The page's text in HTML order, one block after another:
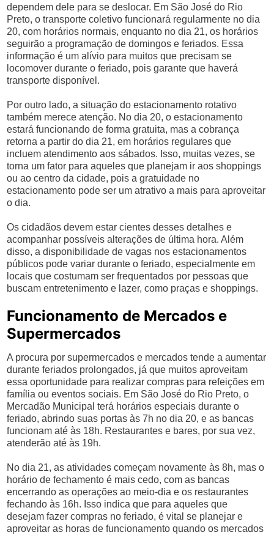
dependem dele para se deslocar. Em São José do Rio
Preto, o transporte coletivo funcionará regularmente no dia
20, com horários normais, enquanto no dia 21, os horários
seguirão a programação de domingos e feriados. Essa
informação é um alívio para muitos que precisam se
locomover durante o feriado, pois garante que haverá
transporte disponível.
Por outro lado, a situação do estacionamento rotativo
também merece atenção. No dia 20, o estacionamento
estará funcionando de forma gratuita, mas a cobrança
retorna a partir do dia 21, em horários regulares que
incluem atendimento aos sábados. Isso, muitas vezes, se
torna um fator para aqueles que planejam ir aos shoppings
ou ao centro da cidade, pois a gratuidade no
estacionamento pode ser um atrativo a mais para aproveitar
o dia.
Os cidadãos devem estar cientes desses detalhes e
acompanhar possíveis alterações de última hora. Além
disso, a disponibilidade de vagas nos estacionamentos
públicos pode variar durante o feriado, especialmente em
locais que costumam ser frequentados por pessoas que
buscam entretenimento e lazer, como praças e shoppings.
Funcionamento de Mercados e
Supermercados
A procura por supermercados e mercados tende a aumentar
durante feriados prolongados, já que muitos aproveitam
essa oportunidade para realizar compras para refeições em
família ou eventos sociais. Em São José do Rio Preto, o
Mercadão Municipal terá horários especiais durante o
feriado, abrindo suas portas às 7h no dia 20, e as bancas
funcionam até às 18h. Restaurantes e bares, por sua vez,
atenderão até às 19h.
No dia 21, as atividades começam novamente às 8h, mas o
horário de fechamento é mais cedo, com as bancas
encerrando as operações ao meio-dia e os restaurantes
fechando às 16h. Isso indica que para aqueles que
desejam fazer compras no feriado, é vital se planejar e
aproveitar as horas de funcionamento quando os mercados